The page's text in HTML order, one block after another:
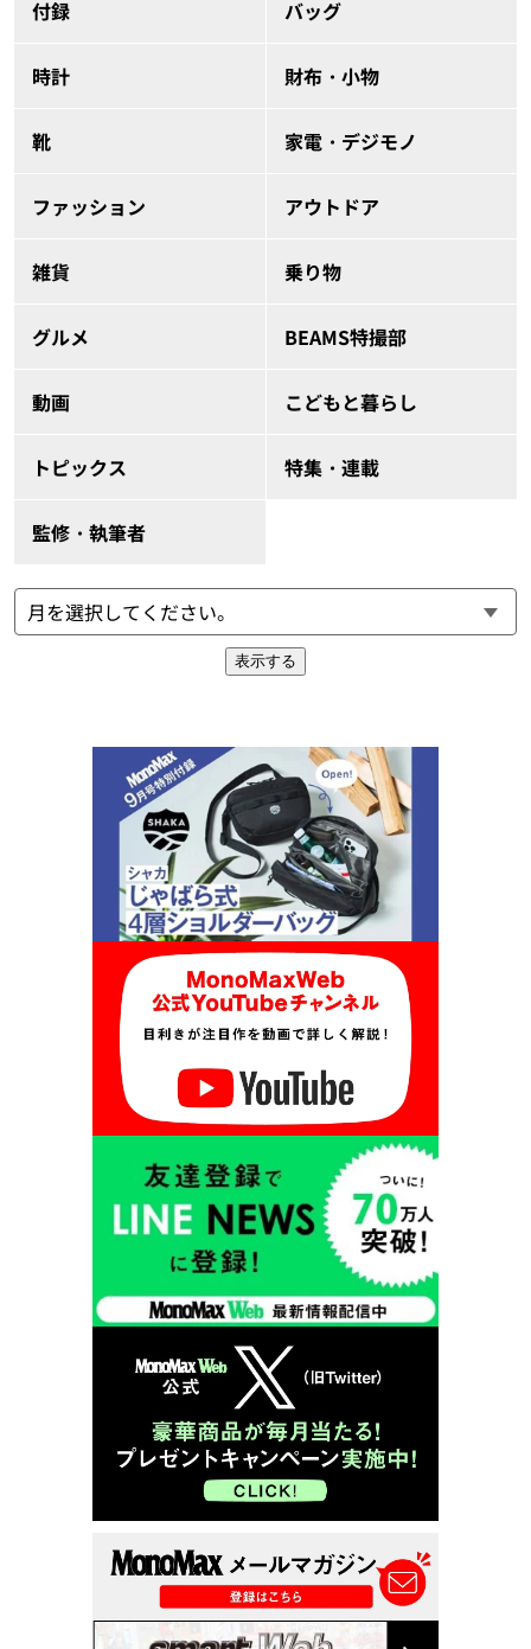
付録 バッグ
時計 財布・小物
靴 家電・デジモノ
ファッション アウトドア
雑貨 乗り物
グルメ BEAMS特撮部
動画 こどもと暮らし
トピックス 特集・連載
監修・執筆者
表示する